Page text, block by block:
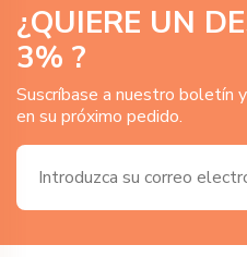
¿QUIERE UN
3% ?
Suscríbase a nuestro boletín
en su próximo pedido.